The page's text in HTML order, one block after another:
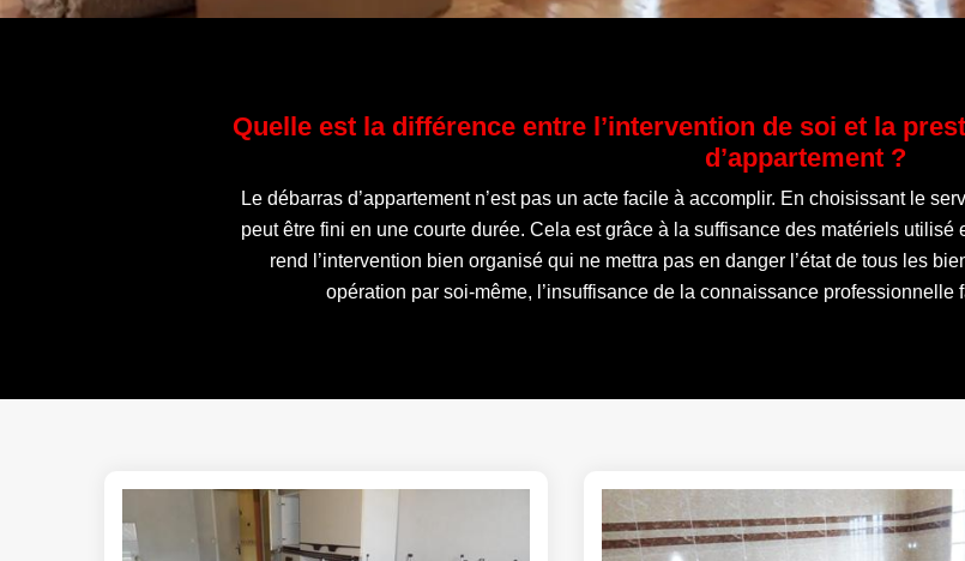
Quelle est la différence entre l’intervention de soi et la
d’appartement ?
Le débarras d’appartement n’est pas un acte facile à accomplir. En choisissant le
peut être fini en une courte durée. Cela est grâce à la suffisance des matériels utilisé
rend l’intervention bien organisé qui ne mettra pas en danger l’état de tous les
opération par soi-même, l’insuffisance de la connaissance professionnelle